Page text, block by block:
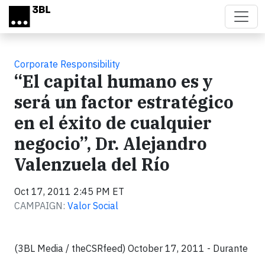
Skip to main content
Corporate Responsibility
“El capital humano es y
será un factor estratégico
en el éxito de cualquier
negocio”, Dr. Alejandro
Valenzuela del Río
Oct 17, 2011 2:45 PM ET
CAMPAIGN: Valor Social
(3BL Media / theCSRfeed) October 17, 2011 - Durante